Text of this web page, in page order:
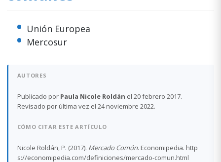
Unión Europea
Mercosur
AUTORES
Publicado por Paula Nicole Roldán el 20 febrero 2017.
Revisado por última vez el 24 noviembre 2022.
CÓMO CITAR ESTE ARTÍCULO
Nicole Roldán, P. (2017). Mercado Común. Economipedia. http
s://economipedia.com/definiciones/mercado-comun.html